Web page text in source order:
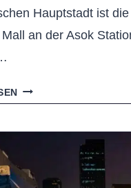
Hauptstadt ist
an der Asok
TERMINAL
BANGKOK:
WELTREISE